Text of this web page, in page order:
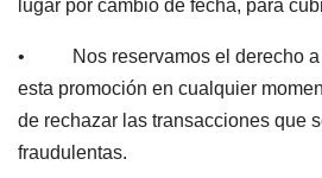
lugar por cambio de fecha, para
• Nos reservamos el derecho a
esta promoción en cualquier
de rechazar las transacciones que
fraudulentas.